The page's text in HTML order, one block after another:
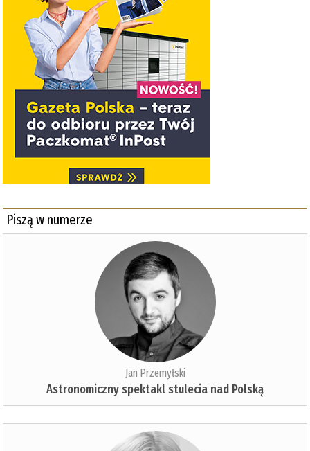
Piszą w numerze
Jan Przemyłski
Astronomiczny spektakl stulecia nad Polską